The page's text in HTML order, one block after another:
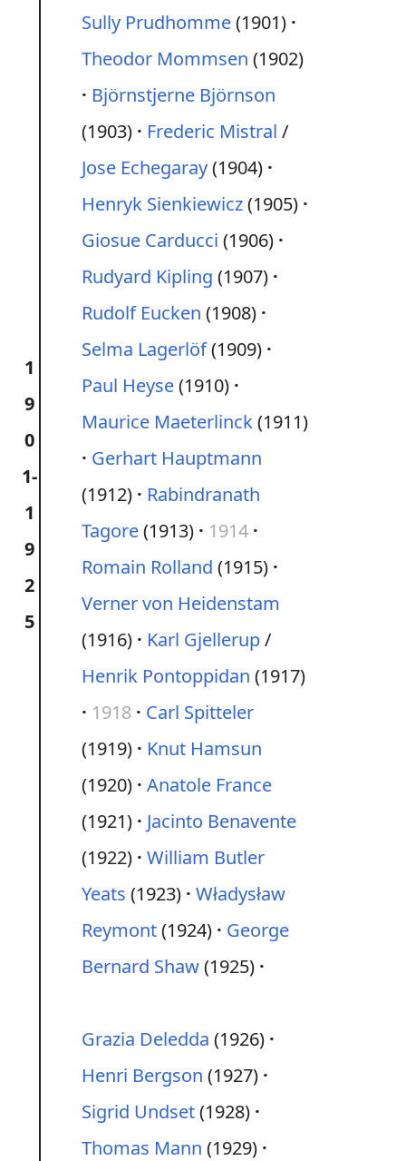
1
9
0
1-
1
9
2
5
Sully Prudhomme(1901)
Theodor Mommsen (1902)
Björnstjerne Björnson
(1903)
Frederic Mistral /
Jose Echegaray(1904)
Henryk Sienkiewicz(1905)
Giosue Carducci (1906)
Rudyard Kipling (1907)
Rudolf Eucken (1908)
Selma Lagerlöf(1909)
Paul Heyse(1910)
Maurice Maeterlinck(1911)
Gerhart Hauptmann
(1912)
Rabindranath
Tagore(1913)
1914
Romain Rolland (1915)
Verner von Heidenstam
(1916)
Karl Gjellerup/
Henrik Pontoppidan (1917)
1918
Carl Spitteler
(1919)
Knut Hamsun
(1920) Anatole France
(1921)
Jacinto Benavente
(1922) William Butler
Yeats (1923) Władysław
Reymont(1924)
George
Bernard Shaw(1925)
Grazia Deledda (1926)
Henri Bergson (1927)
Sigrid Undset(1928)
Thomas Mann (1929)